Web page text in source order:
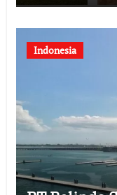
Indonesia